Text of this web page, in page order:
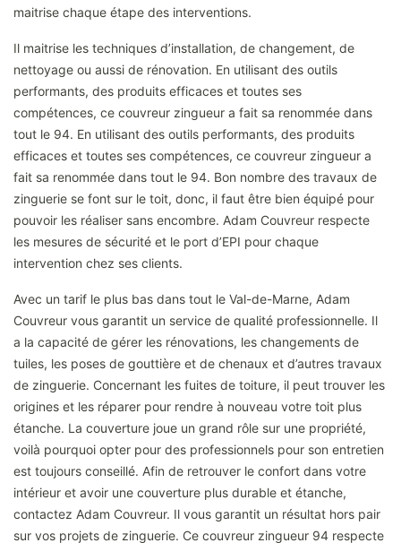
maitrise chaque étape des interventions.
Il maitrise les techniques d’installation, de changement, de
nettoyage ou aussi de rénovation. En utilisant des outils
performants, des produits efficaces et toutes ses
compétences, ce couvreur zingueur a fait sa renommée dans
tout le 94. En utilisant des outils performants, des produits
efficaces et toutes ses compétences, ce couvreur zingueur a
fait sa renommée dans tout le 94. Bon nombre des travaux de
zinguerie se font sur le toit, donc, il faut être bien équipé pour
pouvoir les réaliser sans encombre. Adam Couvreur respecte
les mesures de sécurité et le port d’EPI pour chaque
intervention chez ses clients.
Avec un tarif le plus bas dans tout le Val-de-Marne, Adam
Couvreur vous garantit un service de qualité professionnelle. Il
a la capacité de gérer les rénovations, les changements de
tuiles, les poses de gouttière et de chenaux et d’autres travaux
de zinguerie. Concernant les fuites de toiture, il peut trouver les
origines et les réparer pour rendre à nouveau votre toit plus
étanche. La couverture joue un grand rôle sur une propriété,
voilà pourquoi opter pour des professionnels pour son entretien
est toujours conseillé. Afin de retrouver le confort dans votre
intérieur et avoir une couverture plus durable et étanche,
contactez Adam Couvreur. Il vous garantit un résultat hors pair
sur vos projets de zinguerie. Ce couvreur zingueur 94 respecte